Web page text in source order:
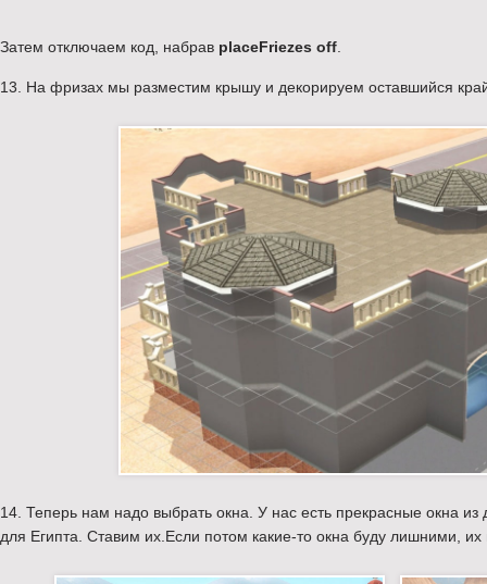
Затем отключаем код, набрав placeFriezes off
13. На фризах мы разместим крышу и декорируем оставшийся
14. Теперь нам надо выбрать окна. У нас есть прекрасные окна
для Египта. Ставим их.Если потом какие-то окна буду лишними, их